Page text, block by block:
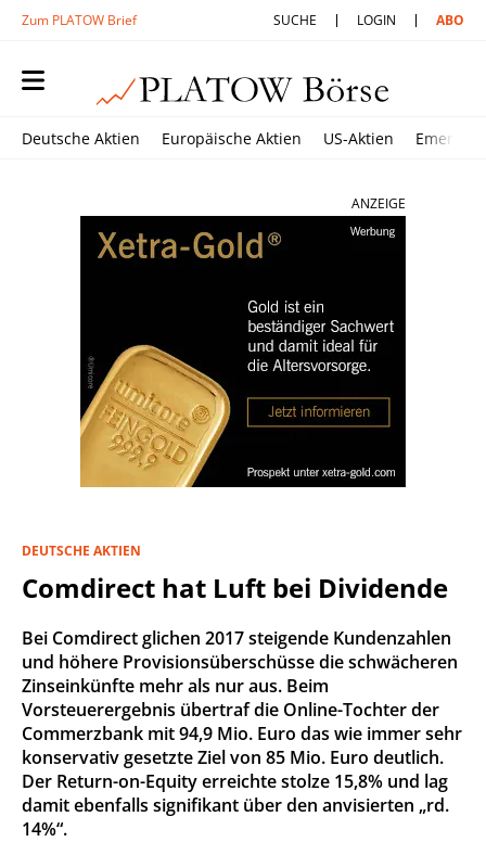
Zum PLATOW Brief SUCHE LOGIN ABO
Deutsche Aktien Europäische Aktien US-Aktien
ANZEIGE
DEUTSCHE AKTIEN
Comdirect hat Luft bei Dividende
Bei Comdirect glichen 2017 steigende Kundenzahlen
und höhere Provisionsüberschüsse die schwächeren
Zinseinkünfte mehr als nur aus. Beim
Vorsteuerergebnis übertraf die Online-Tochter der
Commerzbank mit 94,9 Mio. Euro das wie immer sehr
konservativ gesetzte Ziel von 85 Mio. Euro deutlich.
Der Return-on-Equity erreichte stolze 15,8% und lag
damit ebenfalls signifikant über den anvisierten „rd.
14%“.